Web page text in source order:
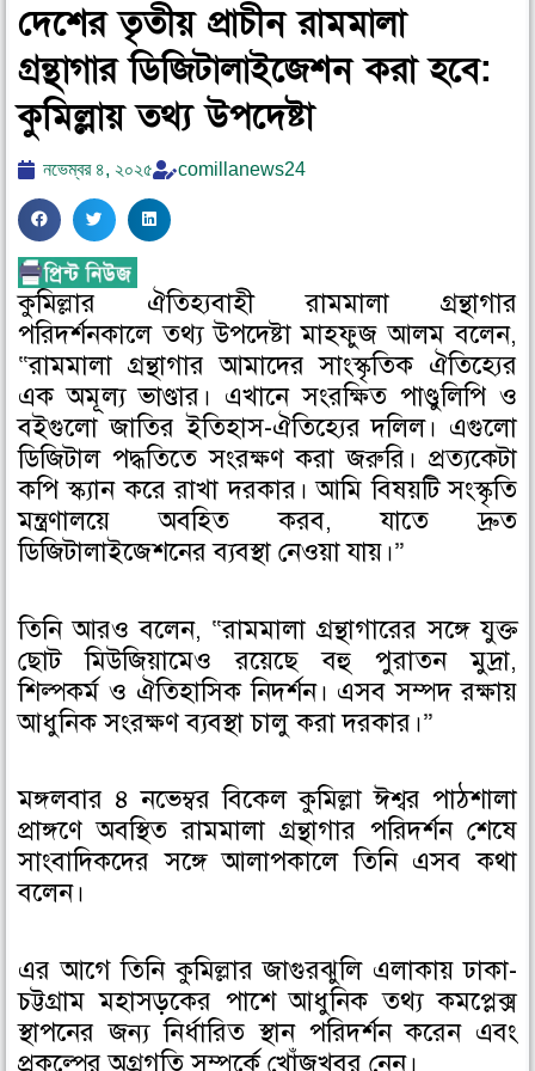
দেশের তৃতীয় প্রাচীন রামমালা
গ্রন্থাগার ডিজিটালাইজেশন করা হবে:
কুমিল্লায় তথ্য উপদেষ্টা
নভেম্বর ৪, ২০২৫ comillanews24
S
h
a
r
e
a
c
e
b
o
S
h
a
r
e
t
w
t
t
e
S
h
e
l
n
k
d
কুমিল্লার ঐতিহ্যবাহী রামমালা গ্রন্থাগার
পরিদর্শনকালে তথ্য উপদেষ্টা মাহফুজ আলম বলেন,
“রামমালা গ্রন্থাগার আমাদের সাংস্কৃতিক ঐতিহ্যের
এক অমূল্য ভাণ্ডার। এখানে সংরক্ষিত পাণ্ডুলিপি ও
বইগুলো জাতির ইতিহাস-ঐতিহ্যের দলিল। এগুলো
ডিজিটাল পদ্ধতিতে সংরক্ষণ করা জরুরি। প্রত্যকেটা
কপি স্ক্যান করে রাখা দরকার। আমি বিষয়টি সংস্কৃতি
মন্ত্রণালয়ে অবহিত করব, যাতে দ্রুত
ডিজিটালাইজেশনের ব্যবস্থা নেওয়া যায়।”
তিনি আরও বলেন, “রামমালা গ্রন্থাগারের সঙ্গে যুক্ত
ছোট মিউজিয়ামেও রয়েছে বহু পুরাতন মুদ্রা,
শিল্পকর্ম ও ঐতিহাসিক নিদর্শন। এসব সম্পদ রক্ষায়
আধুনিক সংরক্ষণ ব্যবস্থা চালু করা দরকার।”
মঙ্গলবার ৪ নভেম্বর বিকেল কুমিল্লা ঈশ্বর পাঠশালা
প্রাঙ্গণে অবস্থিত রামমালা গ্রন্থাগার পরিদর্শন শেষে
সাংবাদিকদের সঙ্গে আলাপকালে তিনি এসব কথা
বলেন।
এর আগে তিনি কুমিল্লার জাগুরঝুলি এলাকায় ঢাকা-
চট্টগ্রাম মহাসড়কের পাশে আধুনিক তথ্য কমপ্লেক্স
স্থাপনের জন্য নির্ধারিত স্থান পরিদর্শন করেন এবং
প্রকল্পের অগ্রগতি সম্পর্কে খোঁজখবর নেন।